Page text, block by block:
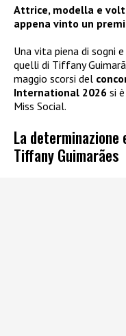
Attrice, modella e
appena vinto un
Una vita piena di sogni
quelli di Tiffany
maggio scorsi del
International 2026 si
Miss Social.
La
Tiffany Guimarães